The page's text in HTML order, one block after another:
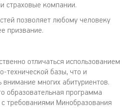
страховые компании.
позволяет любому человеку
призвание.
отличаться использованием
технической базы, что и
многих абитуриентов.
образовательная программа
с требованиями Минобразования